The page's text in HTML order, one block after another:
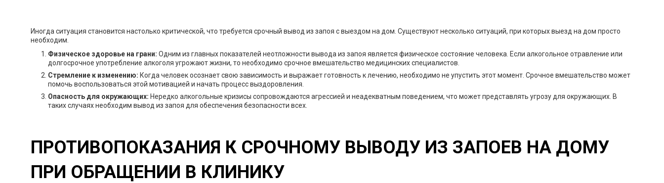
Иногда ситуация становится настолько критической, что требуется срочный вывод из запоя с выездом на дом. Существуют несколько ситуаций, при которых выезд на дом просто
необходим.
Физическое здоровье на грани: Одним из главных показателей неотложности вывода из запоя является физическое состояние человека. Если алкогольное отравление или
долгосрочное употребление алкоголя угрожают жизни, то необходимо срочное вмешательство медицинских специалистов.
Стремление к изменению: Когда человек осознает свою зависимость и выражает готовность к лечению, необходимо не упустить этот момент. Срочное вмешательство может
помочь воспользоваться этой мотивацией и начать процесс выздоровления.
Опасность для окружающих: Нередко алкогольные кризисы сопровождаются агрессией и неадекватным поведением, что может представлять угрозу для окружающих. В
таких случаях необходим вывод из запоя для обеспечения безопасности всех.
ПРОТИВОПОКАЗАНИЯ К СРОЧНОМУ ВЫВОДУ ИЗ ЗАПОЕВ НА ДОМУ
ПРИ ОБРАЩЕНИИ В КЛИНИКУ